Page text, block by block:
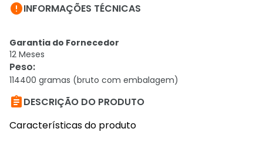
INFORMAÇÕES TÉCNICAS
Garantia do Fornecedor
12 Meses
Peso:
114400 gramas (bruto com embalagem)
DESCRIÇÃO DO PRODUTO
Características do produto